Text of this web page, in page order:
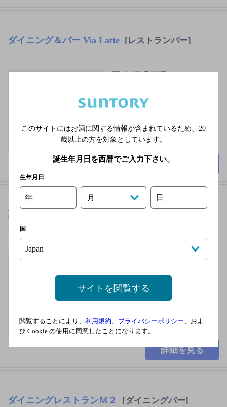
ダイニング＆バー Via Latte [レストランバー]
毎週月曜日
詳細を見る
裏磐梯レイクリゾート プレイスポット
グバー]
無休
2,000円以上～3,000円未
満
85席
詳細を見る
ダイニングレストランＭ２ [ダイニングバー]
このサイトにはお酒に関する情報が含まれているため、 20
歳以上の方を対象としています。
誕生年月日を西暦でご入力下さい。
生年月日
年 月 日
国
サイトを閲覧する
閲覧することにより、 利用規約 プライバシーポリシー 、およ
び Cookie の使用に同意したことになります。